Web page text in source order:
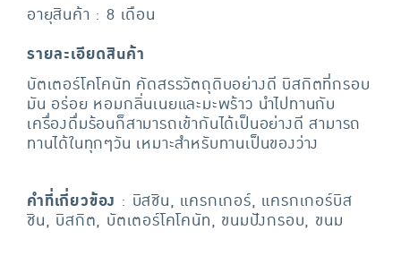
อายุสินค้า : 8 เดือน
รายละเอียดสินค้า
บัตเตอร์โคโคนัท คัดสรรวัตถุดิบอย่างดี บิสกิตที่กรอบ
มัน อร่อย หอมกลิ่นเนยและมะพร้าว นำไปทานกับ
เครื่องดื่มร้อนก็สามารถเข้ากันได้เป็นอย่างดี สามารถ
ทานได้ในทุกๆวัน เหมาะสำหรับทานเป็นของว่าง
คำที่เกี่ยวข้อง : บิสชิน, แครกเกอร์, แครกเกอร์บิส
ชิน, บิสกิต, บัตเตอร์โคโคนัท, ขนมปังกรอบ, ขนม